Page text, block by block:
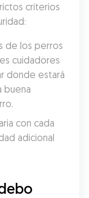
criterios
de los perros
cuidadores
donde estará
buena
con cada
adicional